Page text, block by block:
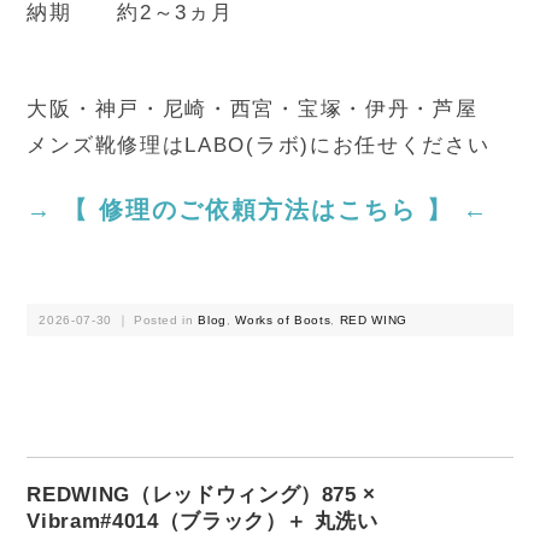
納期 約2～3ヵ月
大阪・神戸・尼崎・西宮・宝塚・伊丹・芦屋
メンズ靴修理はLABO(ラボ)にお任せください
→ 【 修理のご依頼方法はこちら 】 ←
2026-07-30 ｜ Posted inBlog ,Works of Boots RED WING
REDWING（レッドウィング）875 ×
Vibram#4014（ブラック）＋ 丸洗い